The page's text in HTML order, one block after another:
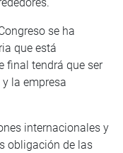
se ha
que está
final tendrá que ser
la empresa
internacionales y
obligación de las